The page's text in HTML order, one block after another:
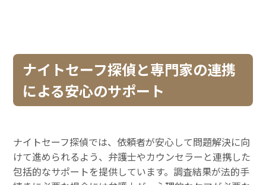
ナイトセーフ探偵と専門家の連携
による安心のサポート
ナイトセーフ探偵では、依頼者が安心して問題解決に向
けて進められるよう、弁護士やカウンセラーと連携した
包括的なサポートを提供しています。調査結果が法的手